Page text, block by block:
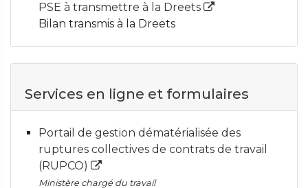
PSE à transmettre à la Dreets
Bilan transmis à la Dreets
Services en ligne et formulaires
Portail de gestion dématérialisée des
ruptures collectives de contrats de travail
(RUPCO)
Ministère chargé du travail